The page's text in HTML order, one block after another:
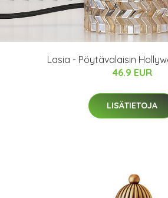
Lasia - Pöytävalaisin
46.9 EUR
LISÄTIETOJA